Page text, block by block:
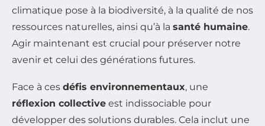
climatique pose à la biodiversité, à la qualité de nos
ressources naturelles, ainsi qu’à la santé humaine.
Agir maintenant est crucial pour préserver notre
avenir et celui des générations futures.
Face à ces défis environnementaux, une
réflexion collective est indissociable pour
développer des solutions durables. Cela inclut une